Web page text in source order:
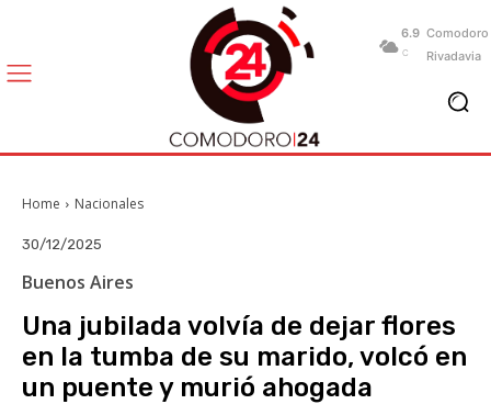
6.9
C
Comodoro
Rivadavia
Home Nacionales
30/12/2025
Buenos Aires
Una jubilada volvía de dejar flores
en la tumba de su marido, volcó en
un puente y murió ahogada